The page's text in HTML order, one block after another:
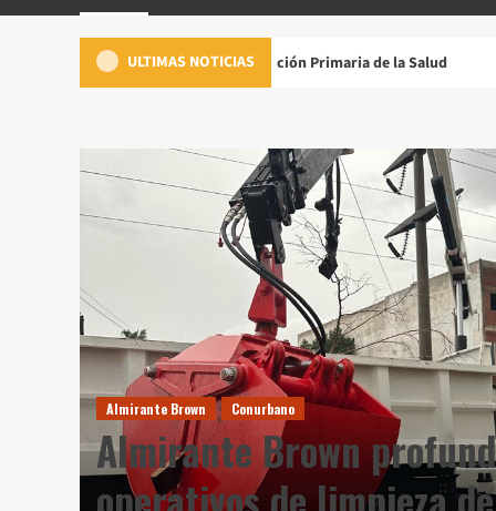
ULTIMAS NOTICIAS
Centro de Atención Primaria de la Salud Kicillof entregó
Almirante Brown Conurbano
Almirante Brown